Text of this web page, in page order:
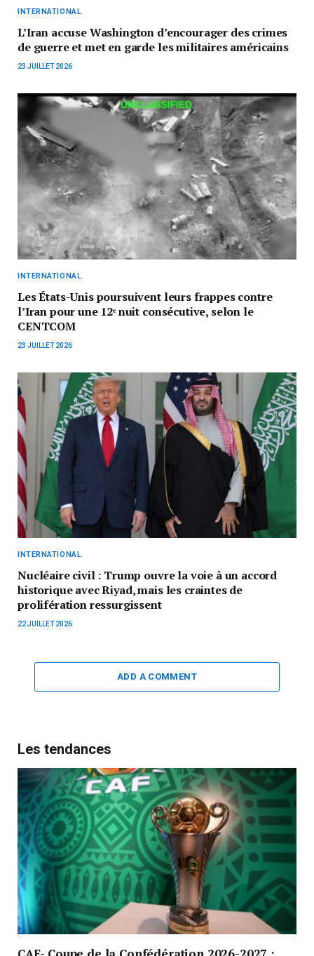
INTERNATIONAL
L’Iran accuse Washington d’encourager des crimes
de guerre et met en garde les militaires américains
23 JUILLET 2026
INTERNATIONAL
Les États-Unis poursuivent leurs frappes contre
l’Iran pour une 12ᵉ nuit consécutive, selon le
CENTCOM
23 JUILLET 2026
INTERNATIONAL
Nucléaire civil : Trump ouvre la voie à un accord
historique avec Riyad, mais les craintes de
prolifération ressurgissent
22 JUILLET 2026
ADD A COMMENT
Les tendances